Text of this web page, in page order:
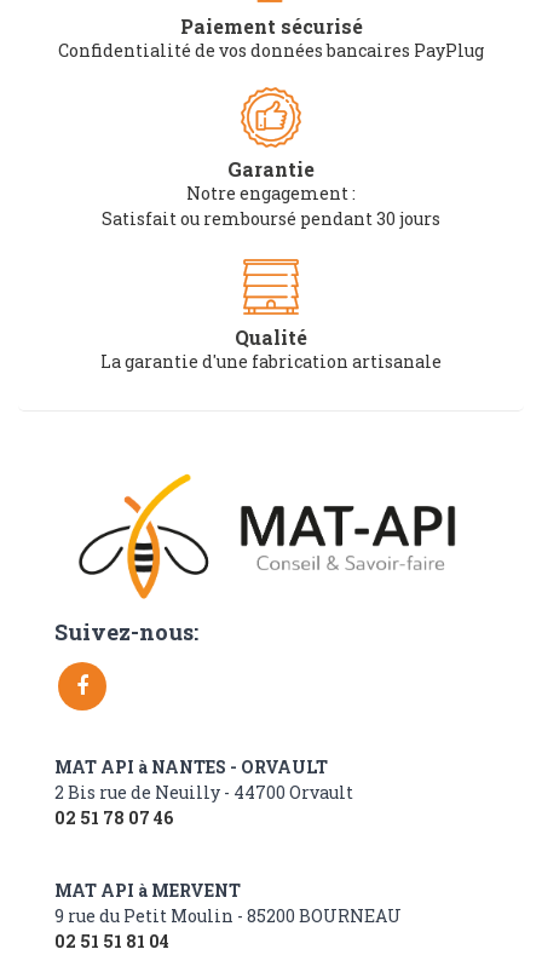
Paiement sécurisé
Confidentialité de vos données bancaires PayPlug
Garantie
Notre engagement :
Satisfait ou remboursé pendant 30 jours
Qualité
La garantie d'une fabrication artisanale
Suivez-nous:
MAT API à NANTES - ORVAULT
2 Bis rue de Neuilly - 44700 Orvault
02 51 78 07 46
MAT API à MERVENT
9 rue du Petit Moulin - 85200 BOURNEAU
02 51 51 81 04